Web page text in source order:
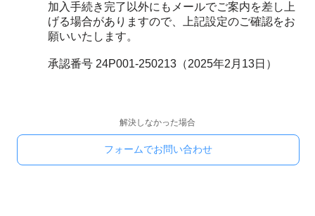
加入手続き完了以外にもメールでご案内を差し上
げる場合がありますので、上記設定のご確認をお
願いいたします。
承認番号 24P001-250213（2025年2月13日）
解決しなかった場合
フォームでお問い合わせ